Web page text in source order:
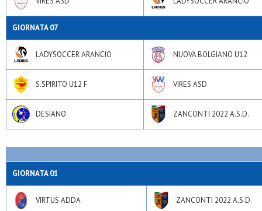
GIORNATA 07
LADYSOCCER ARANCIO NUOVA BOLGIANO U12
S.SPIRITO U12 F VIRES ASD
DESIANO ZANCONTI 2022 A.S.D.
GIORNATA 01
VIRTUS ADDA ZANCONTI 2022 A.S.D.